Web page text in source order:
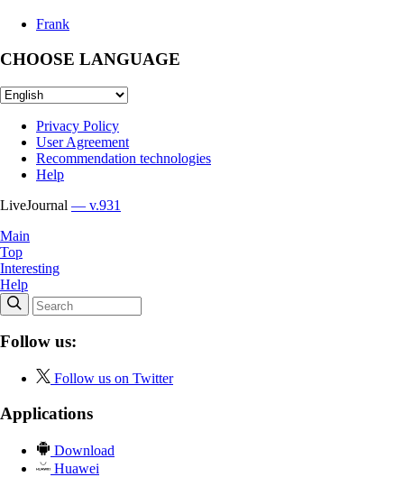
Frank
CHOOSE LANGUAGE
Privacy Policy
User Agreement
Recommendation technologies
Help
LiveJournal — v.931
Main
Top
Interesting
Help
Follow us:
Follow us on Twitter
Applications
Download
Huawei